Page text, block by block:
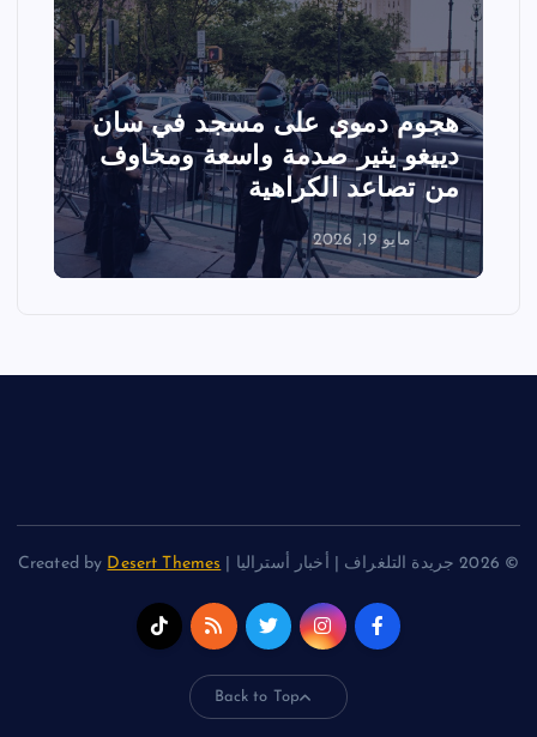
هجوم دموي على مسجد في سان
دييغو يثير صدمة واسعة ومخاوف
من تصاعد الكراهية
مايو 19, 2026
© 2026 جريدة التلغراف | أخبار أستراليا | Created by Desert Themes
Back to Top